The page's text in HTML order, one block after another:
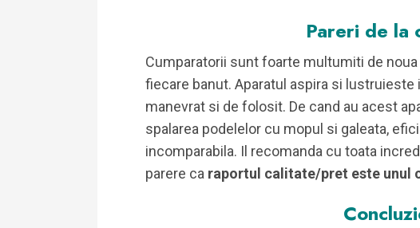
Pareri de la
Cumparatorii sunt foarte multumiti de
fiecare banut. Aparatul aspira si
manevrat si de folosit. De cand au acest
spalarea podelelor cu mopul si galeata,
incomparabila. Il recomanda cu toata
parere ca raportul calitate/pret este unul